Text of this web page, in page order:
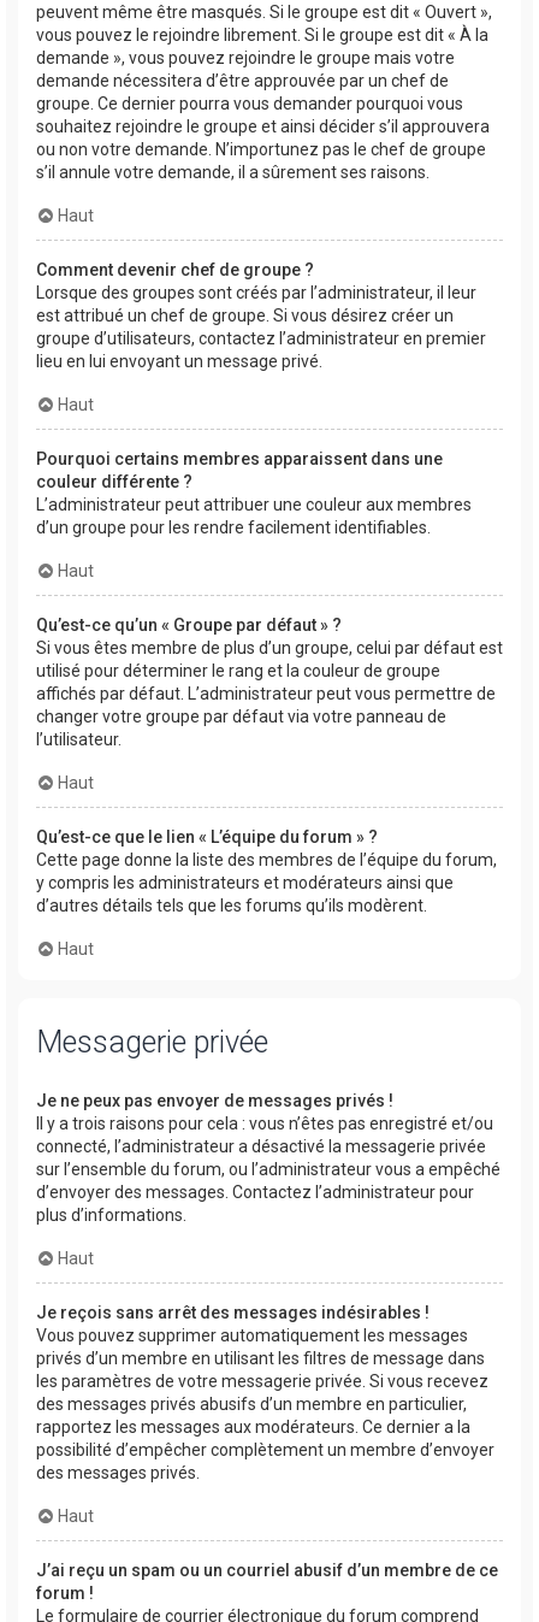
peuvent même être masqués. Si le groupe est dit « Ouvert »,
vous pouvez le rejoindre librement. Si le groupe est dit « À la
demande », vous pouvez rejoindre le groupe mais votre
demande nécessitera d’être approuvée par un chef de
groupe. Ce dernier pourra vous demander pourquoi vous
souhaitez rejoindre le groupe et ainsi décider s’il approuvera
ou non votre demande. N’importunez pas le chef de groupe
s’il annule votre demande, il a sûrement ses raisons.
Haut
Comment devenir chef de groupe ?
Lorsque des groupes sont créés par l’administrateur, il leur
est attribué un chef de groupe. Si vous désirez créer un
groupe d’utilisateurs, contactez l’administrateur en premier
lieu en lui envoyant un message privé.
Haut
Pourquoi certains membres apparaissent dans une
couleur différente ?
L’administrateur peut attribuer une couleur aux membres
d’un groupe pour les rendre facilement identifiables.
Haut
Qu’est-ce qu’un « Groupe par défaut » ?
Si vous êtes membre de plus d’un groupe, celui par défaut est
utilisé pour déterminer le rang et la couleur de groupe
affichés par défaut. L’administrateur peut vous permettre de
changer votre groupe par défaut via votre panneau de
l’utilisateur.
Haut
Qu’est-ce que le lien « L’équipe du forum » ?
Cette page donne la liste des membres de l’équipe du forum,
y compris les administrateurs et modérateurs ainsi que
d’autres détails tels que les forums qu’ils modèrent.
Haut
Messagerie privée
Je ne peux pas envoyer de messages privés !
Il y a trois raisons pour cela : vous n’êtes pas enregistré et/ou
connecté, l’administrateur a désactivé la messagerie privée
sur l’ensemble du forum, ou l’administrateur vous a empêché
d’envoyer des messages. Contactez l’administrateur pour
plus d’informations.
Haut
Je reçois sans arrêt des messages indésirables !
Vous pouvez supprimer automatiquement les messages
privés d’un membre en utilisant les filtres de message dans
les paramètres de votre messagerie privée. Si vous recevez
des messages privés abusifs d’un membre en particulier,
rapportez les messages aux modérateurs. Ce dernier a la
possibilité d’empêcher complètement un membre d’envoyer
des messages privés.
Haut
J’ai reçu un spam ou un courriel abusif d’un membre de ce
forum !
Le formulaire de courrier électronique du forum comprend